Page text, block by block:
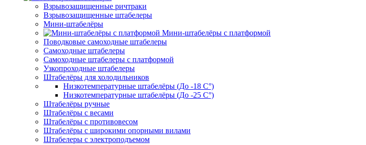
Взрывозащищенные ричтраки
Взрывозащищенные штабелеры
Мини-штабелёры
Мини-штабелёры с платформой
Поводковые самоходные штабелеры
Самоходные штабелеры
Самоходные штабелеры с платформой
Узкопроходные штабелеры
Штабелёры для холодильников
Низкотемпературные штабелёры (До -18 C°)
Низкотемпературные штабелёры (До -25 C°)
Штабелёры ручные
Штабелёры с весами
Штабелёры с противовесом
Штабелёры с широкими опорными вилами
Штабелеры с электроподъемом